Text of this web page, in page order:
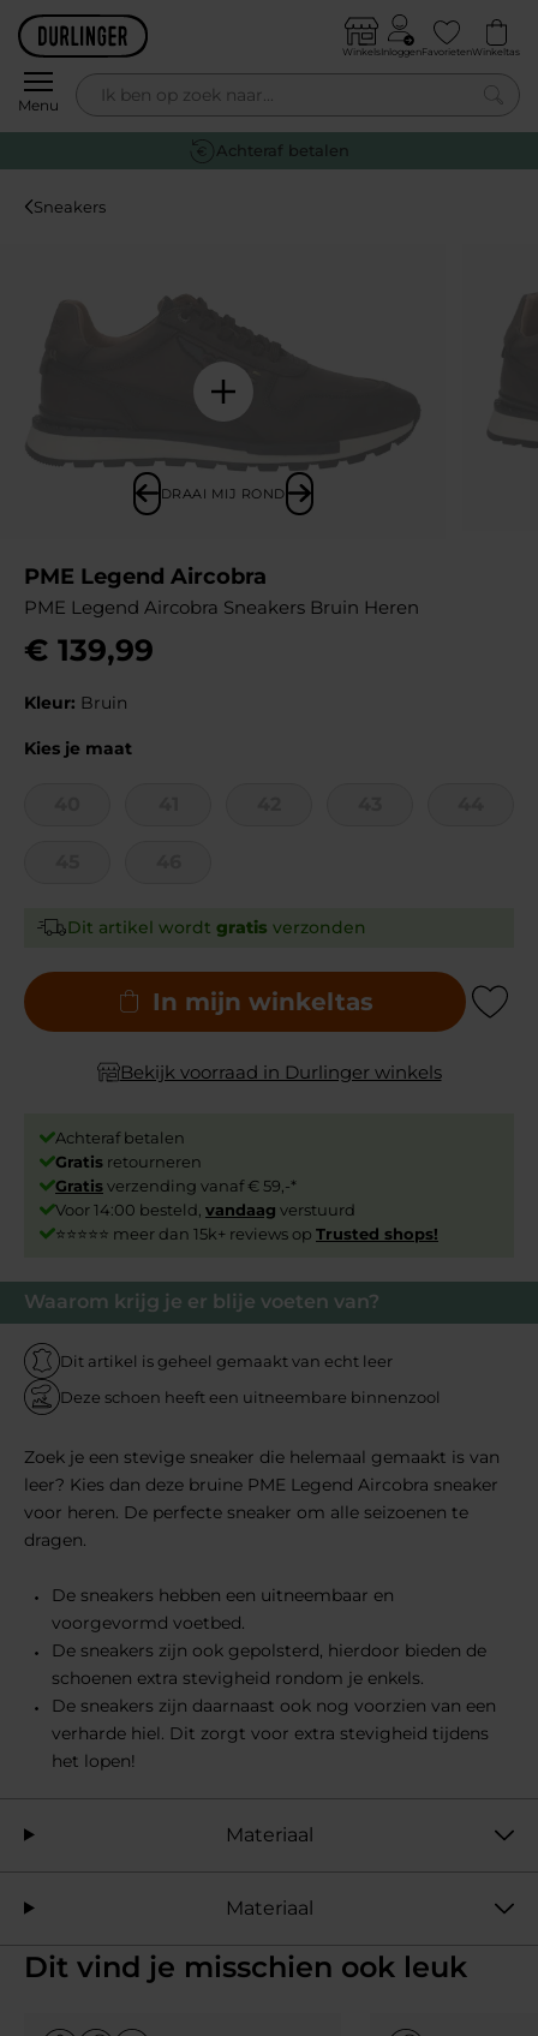
Skip to content
Menu
WinkelsInloggenFavorietenWinkeltas
0
Achteraf betalen
Sneakers
DRAAI MIJ ROND
Waarom krijg je er blije voeten van?
Dit artikel is geheel gemaakt van echt leer
Deze schoen heeft een uitneembare binnenzool
Zoek je een stevige sneaker die helemaal gemaakt is van
leer? Kies dan deze bruine PME Legend Aircobra sneaker
voor heren. De perfecte sneaker om alle seizoenen te
dragen.
De sneakers hebben een uitneembaar en
voorgevormd voetbed.
De sneakers zijn ook gepolsterd, hierdoor bieden de
schoenen extra stevigheid rondom je enkels.
De sneakers zijn daarnaast ook nog voorzien van een
verharde hiel. Dit zorgt voor extra stevigheid tijdens
het lopen!
Materiaal
Materiaal
PME Legend Aircobra
PME Legend Aircobra Sneakers Bruin Heren
€ 139,99
Kleur: Bruin
Kies je maat
Dit artikel wordt gratis verzonden
In mijn winkeltas Add to
Bekijk voorraad in Durlinger winkels
Achteraf betalen
Gratis retourneren
Gratisverzending vanaf € 59,-*
Voor 14:00 besteld, vandaag verstuurd
⭐⭐⭐⭐⭐ meer dan 15k+ reviews op Trusted shops!
Dit vind je misschien ook leuk